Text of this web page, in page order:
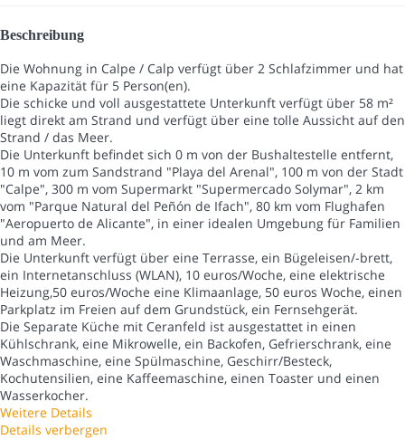
Beschreibung
Die Wohnung in Calpe / Calp verfügt über 2 Schlafzimmer und hat
eine Kapazität für 5 Person(en).
Die schicke und voll ausgestattete Unterkunft verfügt über 58 m²
liegt direkt am Strand und verfügt über eine tolle Aussicht auf den
Strand / das Meer.
Die Unterkunft befindet sich 0 m von der Bushaltestelle entfernt,
10 m vom zum Sandstrand "Playa del Arenal", 100 m von der Stadt
"Calpe", 300 m vom Supermarkt "Supermercado Solymar", 2 km
vom "Parque Natural del Peñón de Ifach", 80 km vom Flughafen
"Aeropuerto de Alicante", in einer idealen Umgebung für Familien
und am Meer.
Die Unterkunft verfügt über eine Terrasse, ein Bügeleisen/-brett,
ein Internetanschluss (WLAN), 10 euros/Woche, eine elektrische
Heizung,50 euros/Woche eine Klimaanlage, 50 euros Woche, einen
Parkplatz im Freien auf dem Grundstück, ein Fernsehgerät.
Die Separate Küche mit Ceranfeld ist ausgestattet in einen
Kühlschrank, eine Mikrowelle, ein Backofen, Gefrierschrank, eine
Waschmaschine, eine Spülmaschine, Geschirr/Besteck,
Kochutensilien, eine Kaffeemaschine, einen Toaster und einen
Wasserkocher.
Weitere Details
Details verbergen